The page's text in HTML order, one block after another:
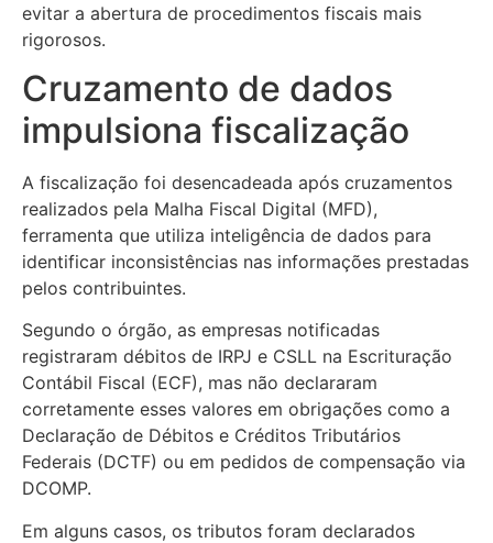
evitar a abertura de procedimentos fiscais mais
rigorosos.
Cruzamento de dados
impulsiona fiscalização
A fiscalização foi desencadeada após cruzamentos
realizados pela Malha Fiscal Digital (MFD),
ferramenta que utiliza inteligência de dados para
identificar inconsistências nas informações prestadas
pelos contribuintes.
Segundo o órgão, as empresas notificadas
registraram débitos de IRPJ e CSLL na Escrituração
Contábil Fiscal (ECF), mas não declararam
corretamente esses valores em obrigações como a
Declaração de Débitos e Créditos Tributários
Federais (DCTF) ou em pedidos de compensação via
DCOMP.
Em alguns casos, os tributos foram declarados